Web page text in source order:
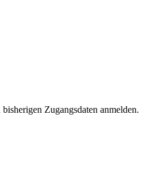
Zugangsdaten anmelden.